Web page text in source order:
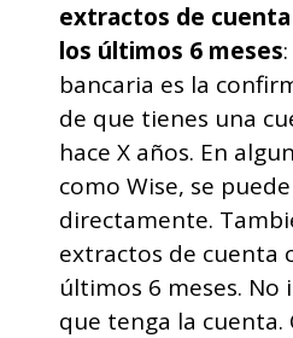
extractos de
los últimos 6 meses
bancaria es la
de que tienes una
hace X años. En
como Wise, se
directamente.
extractos de cuenta
últimos 6 meses.
que tenga la cuenta.